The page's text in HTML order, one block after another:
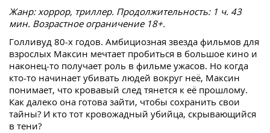
Жанр: хоррор, триллер. Продолжительность: 1 ч. 43
мин. Возрастное ограничение 18+.
Голливуд 80-х годов. Амбициозная звезда фильмов для
взрослых Максин мечтает пробиться в большое кино и
наконец-то получает роль в фильме ужасов. Но когда
кто-то начинает убивать людей вокруг неё, Максин
понимает, что кровавый след тянется к её прошлому.
Как далеко она готова зайти, чтобы сохранить свои
тайны? И кто тот кровожадный убийца, скрывающийся
в тени?